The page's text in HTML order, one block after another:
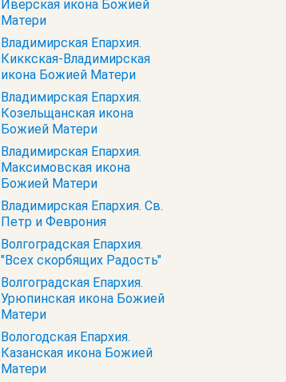
Иверская икона Божией
Матери
Владимирская Епархия.
Киккская-Владимирская
икона Божией Матери
Владимирская Епархия.
Козельщанская икона
Божией Матери
Владимирская Епархия.
Максимовская икона
Божией Матери
Владимирская Епархия. Св.
Петр и Феврония
Волгоградская Епархия.
"Всех скорбящих Радость"
Волгоградская Епархия.
Урюпинская икона Божией
Матери
Вологодская Епархия.
Казанская икона Божией
Матери